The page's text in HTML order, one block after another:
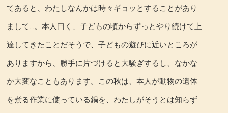
てあると、わたしなんかは時々ギョッとすることがあり
まして…。本人曰く、子どもの頃からずっとやり続けて上
達してきたことだそうで、子どもの遊びに近いところが
ありますから、勝手に片づけると大騒ぎするし、なかな
か大変なこともあります。この秋は、本人が動物の遺体
を煮る作業に使っている鍋を、わたしがそうとは知らず